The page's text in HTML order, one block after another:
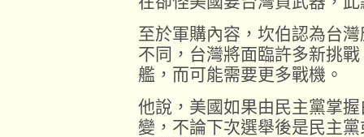
至於軍購內容，坎伯認為台
不同，台灣將面臨許多新挑
艦，而可能需要更多戰機。
他說，美國如果由民主黨掌
變，不論下次選舉後是民主